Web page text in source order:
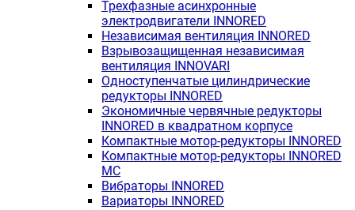
Трехфазные асинхронные
электродвигатели INNORED
Независимая вентиляция INNORED
Взрывозащищенная независимая
вентиляция INNOVARI
Одноступенчатые цилиндрические
редукторы INNORED
Экономичные червячные редукторы
INNORED в квадратном корпусе
Компактные мотор-редукторы INNORED
Компактные мотор-редукторы INNORED
MC
Вибраторы INNORED
Вариаторы INNORED